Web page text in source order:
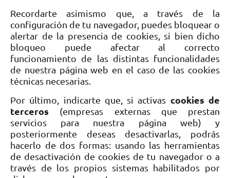
Recordarte asimismo que, a través de la
configuración de tu navegador, puedes bloquear o
alertar de la presencia de cookies, si bien dicho
bloqueo puede afectar al correcto
funcionamiento de las distintas funcionalidades
de nuestra página web en el caso de las cookies
técnicas necesarias.
Por último, indicarte que, si activas cookies de
terceros (empresas externas que prestan
servicios para nuestra página web) y
posteriormente deseas desactivarlas, podrás
hacerlo de dos formas: usando las herramientas
de desactivación de cookies de tu navegador o a
través de los propios sistemas habilitados por